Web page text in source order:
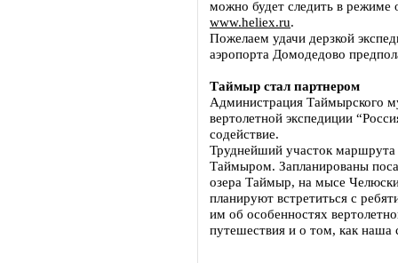
можно будет следить в режиме
www.heliex.ru.
Пожелаем удачи дерзкой
аэропорта Домодедово
Таймыр стал партнером
Администрация Таймырского
вертолетной экспедиции
содействие.
Труднейший участок маршрута
Таймыром. Запланированы
озера Таймыр, на мысе
планируют встретиться с
им об особенностях
путешествия и о том, как наша